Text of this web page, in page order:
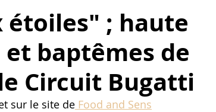
étoiles" ; haute
baptêmes de
Circuit Bugatti
sur le site de Food and Sens